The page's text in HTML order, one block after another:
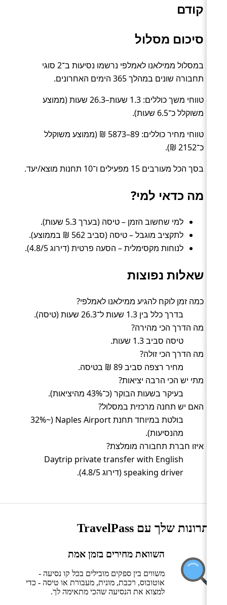
קודם
סיכום מסלול
במסלול ממילאנו לאמלפי נרשמו נסיעות ב־2 סוגי
תחבורה שונים במהלך 365 הימים האחרונים.
טווחי משך כוללים: 1.3 שעות–26.3 שעות (ממוצע
משוקלל כ־6.5 שעות).
טווחי מחיר כוללים: 89–5873 ₪ (ממוצע משוקלל
כ־2152 ₪).
בסך הכל מעורבים 15 מפעילים ו־10 תחנות מוצא/יעד.
מה כדאי למי?
למי שחשוב הזמן – טיסה (בערך 5.3 שעות).
לתקציב מוגבל – טיסה (סביב 562 ₪ בממוצע).
לנוחות מקסימלית – הסעה פרטית (דירוג 4.8/5).
שאלות נפוצות
כמה זמן לוקח להגיע ממילאנו לאמלפי?
בדרך כלל בין 1.3 שעות ל־26.3 שעות (טיסה).
מה הדרך הכי מהירה?
טיסה סביב 1.3 שעות.
מה הדרך הכי זולה?
מחיר רצפה סביב 89 ₪ בטיסה.
מתי יש הכי הרבה יציאות?
בעיקר בשעות הבוקר (כ־43% מהיציאות).
האם יש תחנה מרכזית במסלול?
בולטת במיוחד תחנת Naples Airport (~32%
מהנסיעות).
איזו חברת תחבורה מומלצת?
Daytrip private transfer with English
speaking driver (דירוג 4.8/5).
היתרונות שלך עם TravelPass
השוואת מחירים בזמן אמת
משווים בין ספקים מובילים בכל קו נסיעה -
אוטובוס, רכבת, מונית, מעבורת או טיסה - כדי
למצוא את הנסיעה שהכי מתאימה לך.